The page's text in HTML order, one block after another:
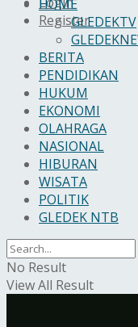
Register
HOME
GLEDEKTV
BERITA
PENDIDIKAN
HUKUM
EKONOMI
OLAHRAGA
NASIONAL
HIBURAN
WISATA
POLITIK
GLEDEK NTB
No Result
View All Result